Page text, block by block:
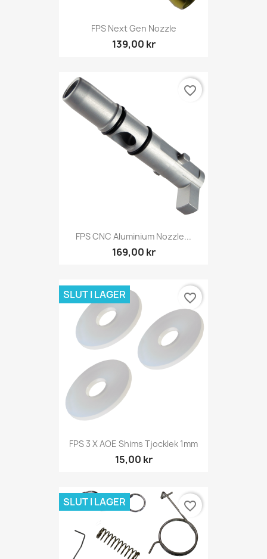
FPS Next Gen Nozzle
139,00 kr
FPS CNC Aluminium Nozzle...
169,00 kr
favorite_border
FPS 3 X AOE Shims Tjocklek 1mm
15,00 kr
SLUT I LAGER favorite_border
SLUT I LAGER favorite_border